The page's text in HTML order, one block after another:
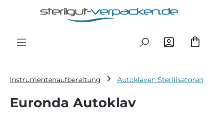
Zum Hauptinhalt springen
Instrumentenaufbereitung Autoklaven Sterilisatoren
Euronda Autoklav